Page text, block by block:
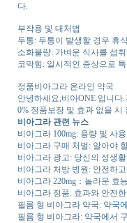
다.
부작용 및 대처법
두통: 두통이 발생할 경우 휴
소화불량: 가벼운 식사를 섭
코막힘: 일시적인 증상으로
정품비아그라 온라인 약국
안녕하세요,비아ONE 입니
0% 정품보장 및 효과 없을
비아그라 관련 뉴스
비아그라 100mg: 용량 및 사
비아그라 구매 처벌: 알아야
비아그라 광고: 당신의 성생
비아그라 처방 병원: 안전하
비아그라 220mg：놀라운 효
비아그라 정품: 효과와 안전
필름 형 비아그라 약국: 약국
필름 형 비아그라: 약국에서